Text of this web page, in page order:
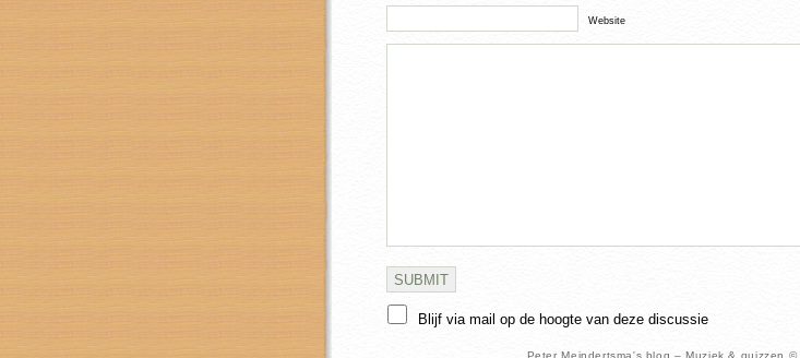
Website
Blijf via mail op de hoogte van deze discussie
Peter Meindertsma's blog – Muziek & quizzen ©